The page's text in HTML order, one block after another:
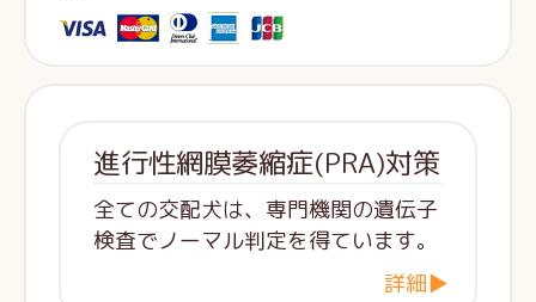
進行性網膜萎縮症(PRA)対策
全ての交配犬は、専門機関の遺伝子
検査でノーマル判定を得ています。
詳細▶